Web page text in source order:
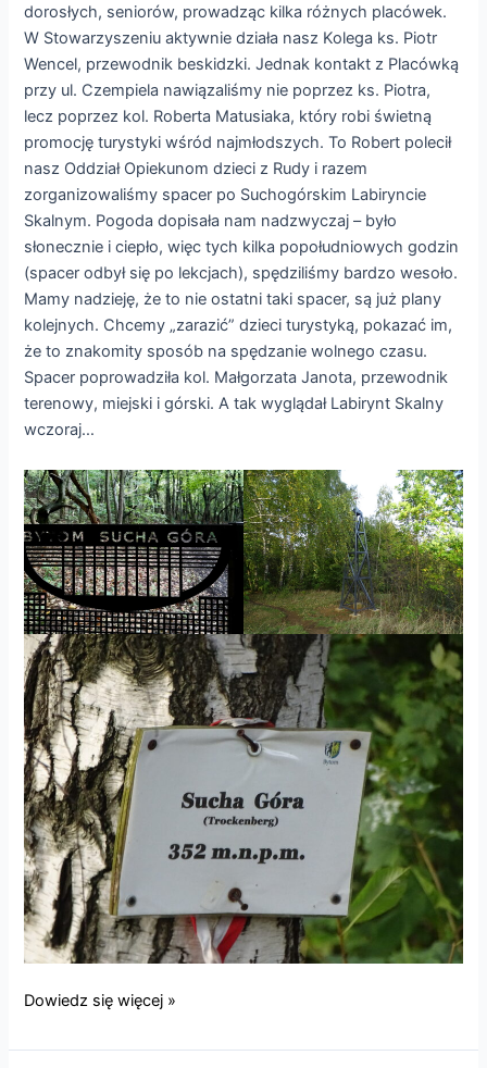
dorosłych, seniorów, prowadząc kilka różnych placówek.
W Stowarzyszeniu aktywnie działa nasz Kolega ks. Piotr
Wencel, przewodnik beskidzki. Jednak kontakt z Placówką
przy ul. Czempiela nawiązaliśmy nie poprzez ks. Piotra,
lecz poprzez kol. Roberta Matusiaka, który robi świetną
promocję turystyki wśród najmłodszych. To Robert polecił
nasz Oddział Opiekunom dzieci z Rudy i razem
zorganizowaliśmy spacer po Suchogórskim Labiryncie
Skalnym. Pogoda dopisała nam nadzwyczaj – było
słonecznie i ciepło, więc tych kilka popołudniowych godzin
(spacer odbył się po lekcjach), spędziliśmy bardzo wesoło.
Mamy nadzieję, że to nie ostatni taki spacer, są już plany
kolejnych. Chcemy „zarazić” dzieci turystyką, pokazać im,
że to znakomity sposób na spędzanie wolnego czasu.
Spacer poprowadziła kol. Małgorzata Janota, przewodnik
terenowy, miejski i górski. A tak wyglądał Labirynt Skalny
wczoraj…
Labirynt
Dowiedz się więcej »